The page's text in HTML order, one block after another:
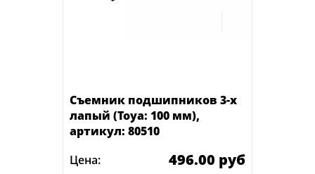
Съемник подшипников 3-х
лапый (Toya: 100 мм),
артикул: 80510
Цена:
496.00 руб